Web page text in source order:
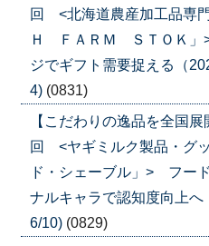
回 <北海道農産加工品専
Ｈ ＦＡＲＭ ＳＴＯＫ」
ジでギフト需要捉える（
4) (0831)
【こだわりの逸品を全国
回 <ヤギミルク製品・グ
ド・シェーブル」> フー
ナルキャラで認知度向上
6/10) (0829)